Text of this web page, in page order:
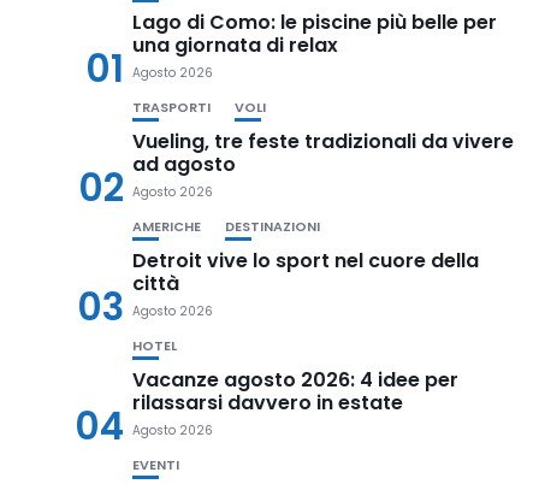
01
Lago di Como: le piscine più belle per
una giornata di relax
Agosto 2026
02
TRASPORTI VOLI
Vueling, tre feste tradizionali da vivere
ad agosto
Agosto 2026
03
AMERICHE DESTINAZIONI
Detroit vive lo sport nel cuore della
città
Agosto 2026
04
HOTEL
Vacanze agosto 2026: 4 idee per
rilassarsi davvero in estate
Agosto 2026
EVENTI